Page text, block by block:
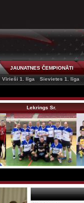
JAUNATNES ČEMPIONĀTI
Vīrieši 1. līga Sievietes 1. līga
Lekrings Sr.